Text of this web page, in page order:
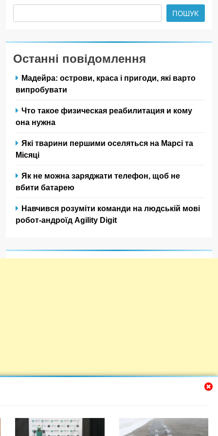
ПОШУК
Останні повідомлення
Мадейра: острови, краса і пригоди, які варто
випробувати
Что такое физическая реабилитация и кому
она нужна
Які тварини першими оселяться на Марсі та
Місяці
Як не можна заряджати телефон, щоб не
вбити батарею
Навчився розуміти команди на людській мові
робот-андроїд Agility Digit